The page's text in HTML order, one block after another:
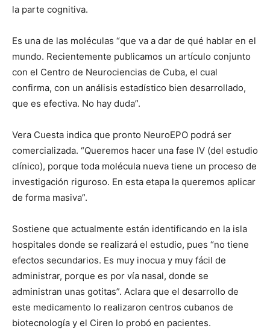
la parte cognitiva.
Es una de las moléculas “que va a dar de qué hablar en el
mundo. Recientemente publicamos un artículo conjunto
con el Centro de Neurociencias de Cuba, el cual
confirma, con un análisis estadístico bien desarrollado,
que es efectiva. No hay duda”.
Vera Cuesta indica que pronto NeuroEPO podrá ser
comercializada. “Queremos hacer una fase IV (del estudio
clínico), porque toda molécula nueva tiene un proceso de
investigación riguroso. En esta etapa la queremos aplicar
de forma masiva”.
Sostiene que actualmente están identificando en la isla
hospitales donde se realizará el estudio, pues “no tiene
efectos secundarios. Es muy inocua y muy fácil de
administrar, porque es por vía nasal, donde se
administran unas gotitas”. Aclara que el desarrollo de
este medicamento lo realizaron centros cubanos de
biotecnología y el Ciren lo probó en pacientes.